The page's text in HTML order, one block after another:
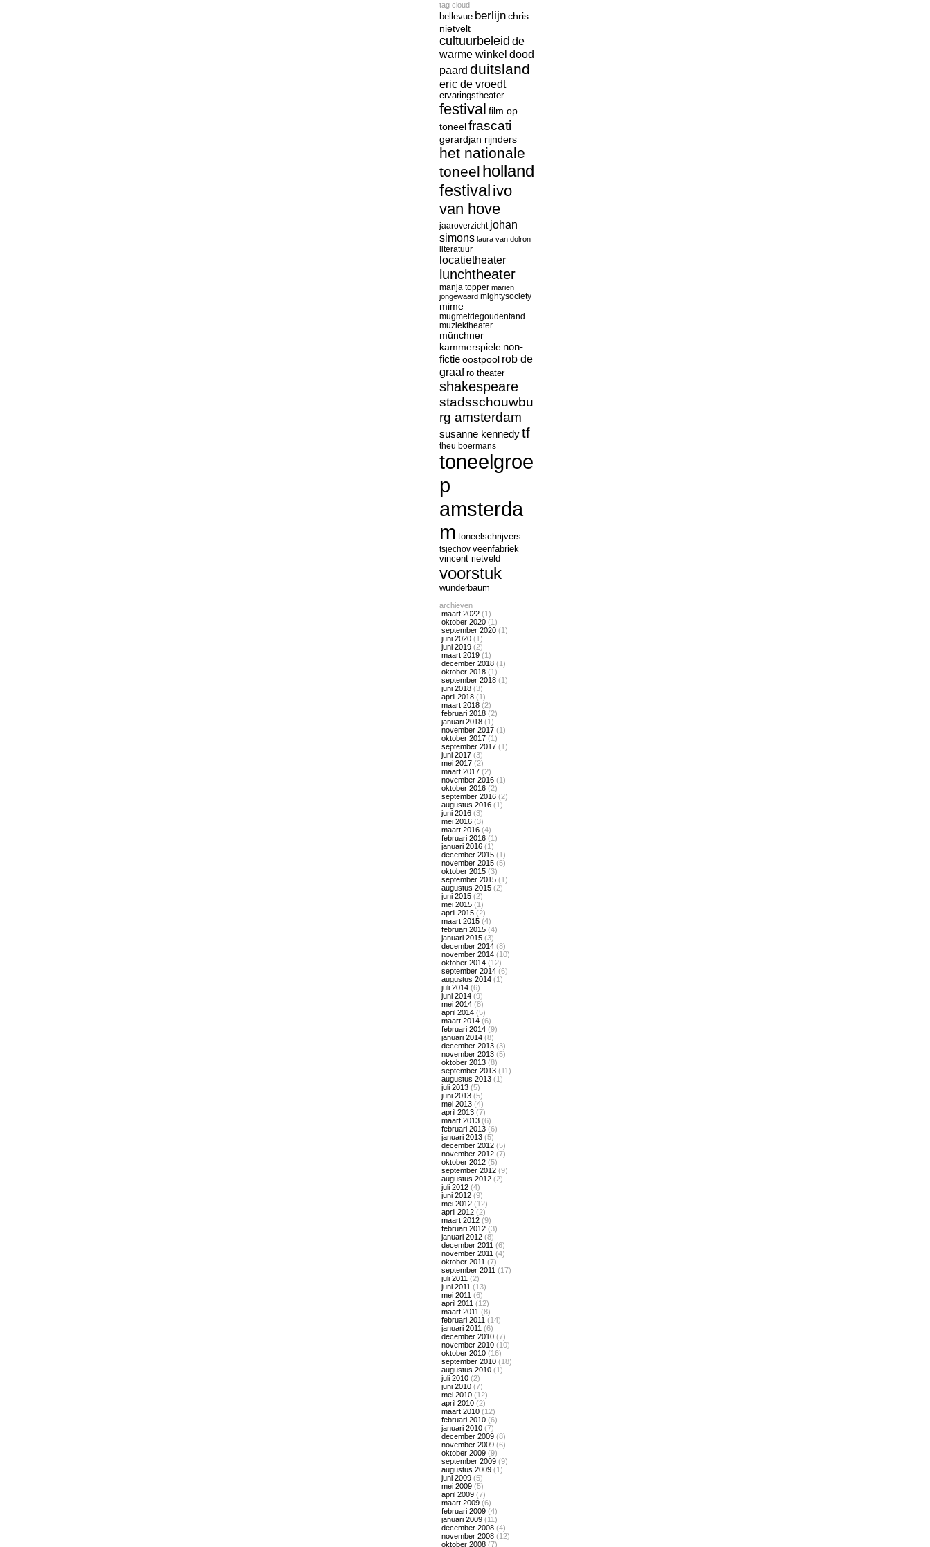
tag cloud
bellevue berlijnchris
nietvelt
cultuurbeleid de
warme winkel dood
paard duitsland
eric de vroedt
ervaringstheater
festival film op
toneelfrascati
gerardjan rijnders
het nationale
toneel holland
festival ivo
van hove
jaaroverzicht johan
simons laura van dolron
literatuur
locatietheater
lunchtheater
manja topper marien
jongewaard mightysociety
mime
mugmetdegoudentand
muziektheater
münchner
kammerspiele non-
fictieoostpool rob de
graaf ro theater
shakespeare
stadsschouwbu
rg amsterdam
susanne kennedytf
theu boermans
toneelgroe
p
amsterda
m toneelschrijvers
tsjechov veenfabriek
vincent rietveld
voorstuk
wunderbaum
archieven
maart 2022 (1)
oktober 2020 (1)
september 2020 (1)
juni 2020 (1)
juni 2019 (2)
maart 2019 (1)
december 2018 (1)
oktober 2018 (1)
september 2018 (1)
juni 2018 (3)
april 2018 (1)
maart 2018 (2)
februari 2018 (2)
januari 2018 (1)
november 2017 (1)
oktober 2017 (1)
september 2017 (1)
juni 2017 (3)
mei 2017 (2)
maart 2017 (2)
november 2016 (1)
oktober 2016 (2)
september 2016 (2)
augustus 2016 (1)
juni 2016 (3)
mei 2016 (3)
maart 2016 (4)
februari 2016 (1)
januari 2016 (1)
december 2015 (1)
november 2015 (5)
oktober 2015 (3)
september 2015 (1)
augustus 2015 (2)
juni 2015 (2)
mei 2015 (1)
april 2015 (2)
maart 2015 (4)
februari 2015 (4)
januari 2015 (3)
december 2014 (8)
november 2014 (10)
oktober 2014 (12)
september 2014 (6)
augustus 2014 (1)
juli 2014 (6)
juni 2014 (9)
mei 2014 (8)
april 2014 (5)
maart 2014 (6)
februari 2014 (9)
januari 2014 (8)
december 2013 (3)
november 2013 (5)
oktober 2013 (8)
september 2013 (11)
augustus 2013 (1)
juli 2013 (5)
juni 2013 (5)
mei 2013 (4)
april 2013 (7)
maart 2013 (6)
februari 2013 (6)
januari 2013 (5)
december 2012 (5)
november 2012 (7)
oktober 2012 (5)
september 2012 (9)
augustus 2012 (2)
juli 2012 (4)
juni 2012 (9)
mei 2012 (12)
april 2012 (2)
maart 2012 (9)
februari 2012 (3)
januari 2012 (8)
december 2011 (6)
november 2011 (4)
oktober 2011 (7)
september 2011 (17)
juli 2011 (2)
juni 2011 (13)
mei 2011 (6)
april 2011 (12)
maart 2011 (8)
februari 2011 (14)
januari 2011 (6)
december 2010 (7)
november 2010 (10)
oktober 2010 (16)
september 2010 (18)
augustus 2010 (1)
juli 2010 (2)
juni 2010 (7)
mei 2010 (12)
april 2010 (2)
maart 2010 (12)
februari 2010 (6)
januari 2010 (7)
december 2009 (8)
november 2009 (6)
oktober 2009 (9)
september 2009 (9)
augustus 2009 (1)
juni 2009 (5)
mei 2009 (5)
april 2009 (7)
maart 2009 (6)
februari 2009 (4)
januari 2009 (11)
december 2008 (4)
november 2008 (12)
oktober 2008 (7)